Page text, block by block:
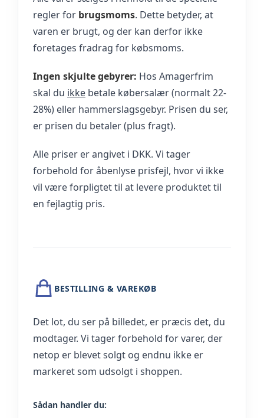
regler for brugsmoms. Dette betyder, at
varen er brugt, og der kan derfor ikke
foretages fradrag for købsmoms.
Ingen skjulte gebyrer: Hos Amagerfrim
skal du ikke betale købersalær (normalt 22-
28%) eller hammerslagsgebyr. Prisen du ser,
er prisen du betaler (plus fragt).
Alle priser er angivet i DKK. Vi tager
forbehold for åbenlyse prisfejl, hvor vi ikke
vil være forpligtet til at levere produktet til
en fejlagtig pris.
BESTILLING & VAREKØB
Det lot, du ser på billedet, er præcis det, du
modtager. Vi tager forbehold for varer, der
netop er blevet solgt og endnu ikke er
markeret som udsolgt i shoppen.
Sådan handler du: